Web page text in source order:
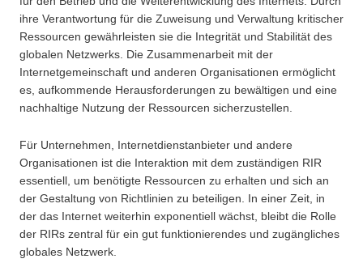
ihre Verantwortung für die Zuweisung und Verwaltung kritischer
Ressourcen gewährleisten sie die Integrität und Stabilität des
globalen Netzwerks. Die Zusammenarbeit mit der
Internetgemeinschaft und anderen Organisationen ermöglicht
es, aufkommende Herausforderungen zu bewältigen und eine
nachhaltige Nutzung der Ressourcen sicherzustellen.
Für Unternehmen, Internetdienstanbieter und andere
Organisationen ist die Interaktion mit dem zuständigen RIR
essentiell, um benötigte Ressourcen zu erhalten und sich an
der Gestaltung von Richtlinien zu beteiligen. In einer Zeit, in
der das Internet weiterhin exponentiell wächst, bleibt die Rolle
der RIRs zentral für ein gut funktionierendes und zugängliches
globales Netzwerk.